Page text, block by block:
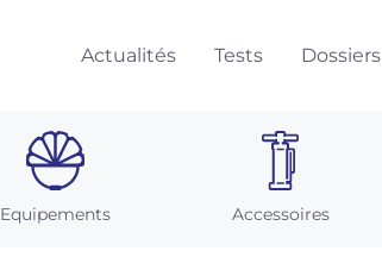
Actualités Tests Dossiers
Equipements Accessoires